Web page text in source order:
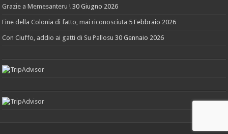
Grazie a Memesanteru ! 30 Giugno 2026
Fine della Colonia di fatto, mai riconosciuta 5 Febbraio 2026
Con Ciuffo, addio ai gatti di Su Pallosu 30 Gennaio 2026